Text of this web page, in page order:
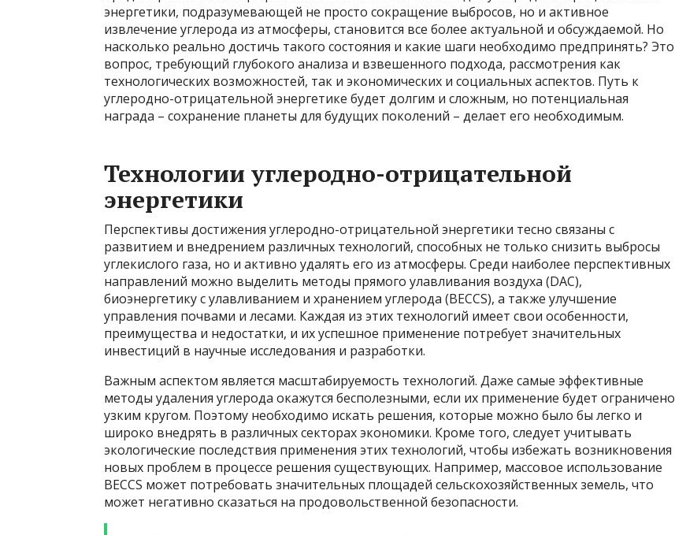
энергетики, подразумевающей не просто сокращение выбросов, но и активное
извлечение углерода из атмосферы, становится все более актуальной и обсуждаемой. Но
насколько реально достичь такого состояния и какие шаги необходимо предпринять? Это
вопрос, требующий глубокого анализа и взвешенного подхода, рассмотрения как
технологических возможностей, так и экономических и социальных аспектов. Путь к
углеродно-отрицательной энергетике будет долгим и сложным, но потенциальная
награда – сохранение планеты для будущих поколений – делает его необходимым.
Технологии углеродно-отрицательной
энергетики
Перспективы достижения углеродно-отрицательной энергетики тесно связаны с
развитием и внедрением различных технологий, способных не только снизить выбросы
углекислого газа, но и активно удалять его из атмосферы. Среди наиболее перспективных
направлений можно выделить методы прямого улавливания воздуха (DAC),
биоэнергетику с улавливанием и хранением углерода (BECCS), а также улучшение
управления почвами и лесами. Каждая из этих технологий имеет свои особенности,
преимущества и недостатки, и их успешное применение потребует значительных
инвестиций в научные исследования и разработки.
Важным аспектом является масштабируемость технологий. Даже самые эффективные
методы удаления углерода окажутся бесполезными, если их применение будет ограничено
узким кругом. Поэтому необходимо искать решения, которые можно было бы легко и
широко внедрять в различных секторах экономики. Кроме того, следует учитывать
экологические последствия применения этих технологий, чтобы избежать возникновения
новых проблем в процессе решения существующих. Например, массовое использование
BECCS может потребовать значительных площадей сельскохозяйственных земель, что
может негативно сказаться на продовольственной безопасности.